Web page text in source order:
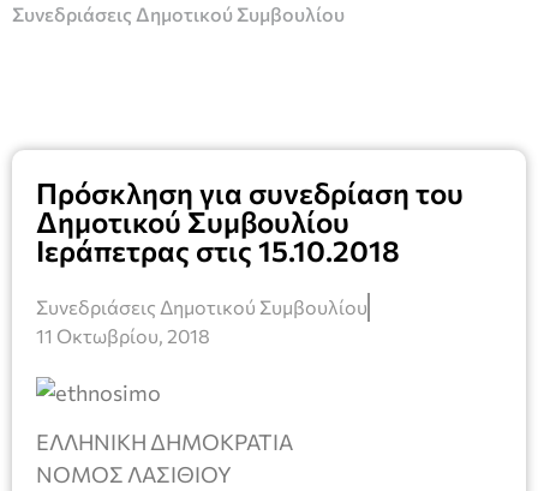
Συνεδριάσεις Δημοτικού Συμβουλίου
Πρόσκληση για συνεδρίαση του
Δημοτικού Συμβουλίου
Ιεράπετρας στις 15.10.2018
Συνεδριάσεις Δημοτικού Συμβουλίου
11 Οκτωβρίου, 2018
ΕΛΛΗΝΙΚΗ ΔΗΜΟΚΡΑΤΙΑ
ΝΟΜΟΣ ΛΑΣΙΘΙΟΥ